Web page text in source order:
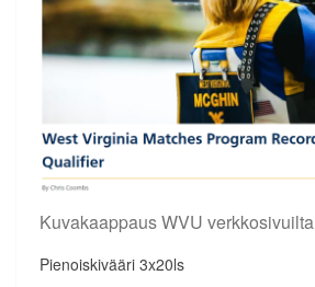
Kuvakaappaus WVU verkkosivuilta
Pienoiskivääri 3x20ls